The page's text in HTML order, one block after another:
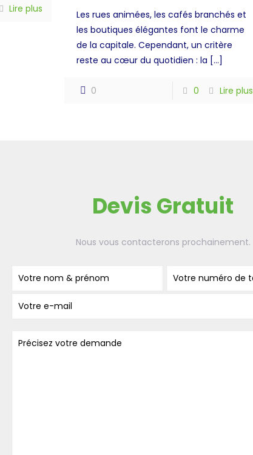
Lire plus
Les rues animées, les cafés branchés et
les boutiques élégantes font le charme
de la capitale. Cependant, un critère
reste au cœur du quotidien : la […]
0 0 Lire plus
Devis Gratuit
Nous vous contacterons prochainement.